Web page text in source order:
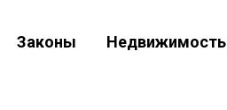
Законы Недвижимость